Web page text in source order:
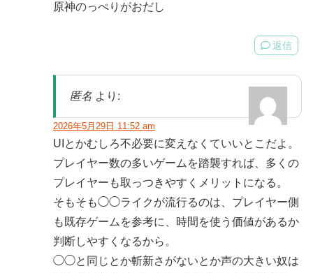
原神のっぺりがおだし
返信
匿名 より:
2026年5月29日 11:52 am
UIとかむしろ不必要に変えなくていいとこだよ。
プレイヤー数の多いゲームを踏襲すれば、多くの
プレイヤーも取っつきやすくメリットになる。
そもそも◯◯ライクが流行るのは、プレイヤー側
も既存ゲームを参考に、時間を使う価値があるか
判断しやすくなるから。
◯◯と同じとか斬新さがないとか声の大きい奴は